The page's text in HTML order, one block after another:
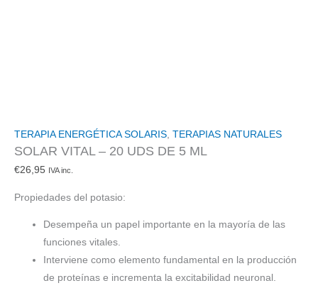
TERAPIA ENERGÉTICA SOLARIS, TERAPIAS NATURALES
SOLAR VITAL – 20 UDS DE 5 ML
€26,95 IVA inc.
Propiedades del potasio:
Desempeña un papel importante en la mayoría de las
funciones vitales.
Interviene como elemento fundamental en la producción
de proteínas e incrementa la excitabilidad neuronal.